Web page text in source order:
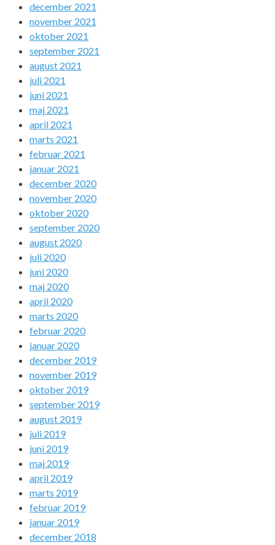
december 2021
november 2021
oktober 2021
september 2021
august 2021
juli 2021
juni 2021
maj 2021
april 2021
marts 2021
februar 2021
januar 2021
december 2020
november 2020
oktober 2020
september 2020
august 2020
juli 2020
juni 2020
maj 2020
april 2020
marts 2020
februar 2020
januar 2020
december 2019
november 2019
oktober 2019
september 2019
august 2019
juli 2019
juni 2019
maj 2019
april 2019
marts 2019
februar 2019
januar 2019
december 2018